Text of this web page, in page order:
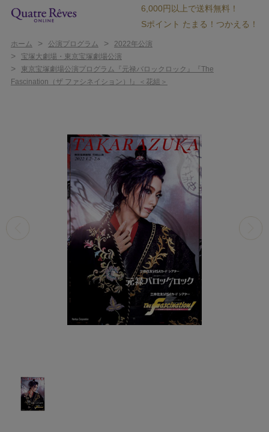
6,000円以上で送料無料！
Sポイント たまる！つかえる！
ホーム > 公演プログラム > 2022年公演
> 宝塚大劇場・東京宝塚劇場公演
>
東京宝塚劇場公演プログラム『元禄バロックロック』『The
Fascination（ザ ファシネイション）!』＜花組＞